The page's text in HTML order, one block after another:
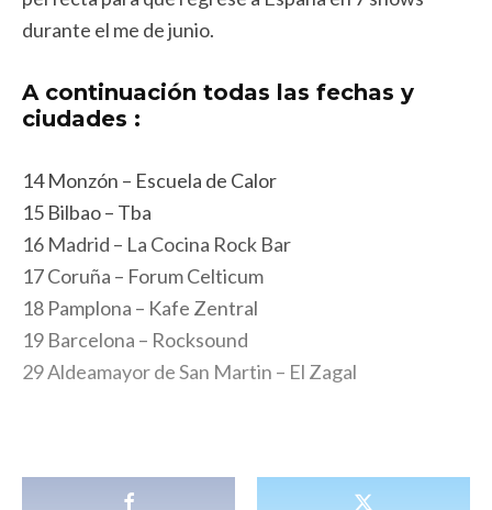
durante el me de junio.
A continuación todas las fechas y
ciudades :
14 Monzón – Escuela de Calor
15 Bilbao – Tba
16 Madrid – La Cocina Rock Bar
17 Coruña – Forum Celticum
18 Pamplona – Kafe Zentral
19 Barcelona – Rocksound
29 Aldeamayor de San Martin – El Zagal